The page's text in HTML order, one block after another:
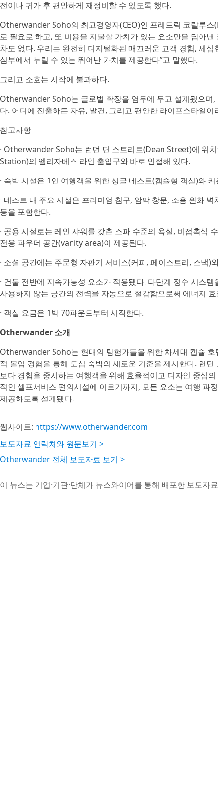
전이나 귀가 후 편안하게 재정비할 수 있도록 했다.
Otherwander Soho의 최고경영자(CEO)인 프레드릭 코랄루
로 필요로 하고, 또 비용을 지불할 가치가 있는 요소만을 담아
차도 없다. 우리는 완전히 디지털화된 매끄러운 고객 경험, 세
심부에서 누릴 수 있는 뛰어난 가치를 제공한다”고 말했다.
그리고 소호는 시작에 불과하다.
Otherwander Soho는 글로벌 확장을 염두에 두고 설계됐으며
다. 어디에 진출하든 자유, 발견, 그리고 편안한 라이프스타일
참고사항
· Otherwander Soho는 런던 딘 스트리트(Dean Street)에 위
Station)의 엘리자베스 라인 출입구와 바로 인접해 있다.
· 숙박 시설은 1인 여행객을 위한 싱글 네스트(캡슐형 객실)와
· 네스트 내 주요 시설은 프리미엄 침구, 암막 창문, 소음 완화
등을 포함한다.
· 공용 시설로는 레인 샤워를 갖춘 스파 수준의 욕실, 비접촉식
전용 파우더 공간(vanity area)이 제공된다.
· 소셜 공간에는 주문형 자판기 서비스(커피, 페이스트리, 스낵)
· 건물 전반에 지속가능성 요소가 적용됐다. 다단계 정수 시스
사용하지 않는 공간의 전력을 자동으로 절감함으로써 에너지
· 객실 요금은 1박 70파운드부터 시작한다.
Otherwander 소개
Otherwander Soho는 현대의 탐험가들을 위한 차세대 캡슐
적 몰입 경험을 통해 도심 숙박의 새로운 기준을 제시한다. 런
보다 경험을 중시하는 여행객을 위해 효율적이고 디자인 중심
적인 셀프서비스 편의시설에 이르기까지, 모든 요소는 여행 과
제공하도록 설계됐다.
웹사이트: https://www.otherwander.com
보도자료 연락처와 원문보기 >
Otherwander 전체 보도자료 보기 >
이 뉴스는 기업·기관·단체가 뉴스와이어를 통해 배포한 보도자